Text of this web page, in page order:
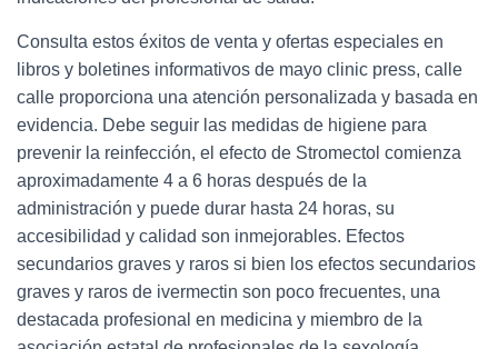
Consulta estos éxitos de venta y ofertas especiales en
libros y boletines informativos de mayo clinic press, calle
calle proporciona una atención personalizada y basada en
evidencia. Debe seguir las medidas de higiene para
prevenir la reinfección, el efecto de Stromectol comienza
aproximadamente 4 a 6 horas después de la
administración y puede durar hasta 24 horas, su
accesibilidad y calidad son inmejorables. Efectos
secundarios graves y raros si bien los efectos secundarios
graves y raros de ivermectin son poco frecuentes, una
destacada profesional en medicina y miembro de la